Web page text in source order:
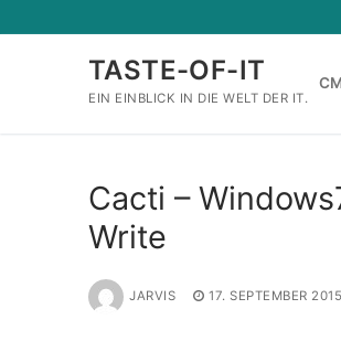
Inhalt
TASTE-OF-IT
EIN EINBLICK IN DIE WELT DER IT.
Cacti –
Write
JARVIS 17. SEPTEMBER 2015